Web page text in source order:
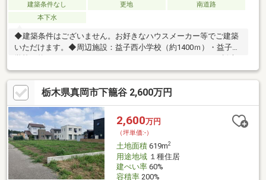
建築条件なし 更地
南道路
本下水
◆建築条件はございません。お好きなハウスメーカー等でご建築
いただけます。◆周辺施設：益子西小学校（約1400ｍ）・益子中
セキスイハイム(株) 不動産部 フリーダイヤル ⇒ ０１２０－８１
６－４１７―――――――――――――――――――――――ご質問・ご相
談などお気軽にお問い合わせください♪
栃木県真岡市下籠谷 2,600万円
2,600万円
（坪単価:-）
土地面積619m2
用途地域１種住居
建ぺい率60%
容積率200%